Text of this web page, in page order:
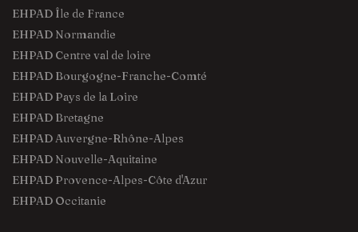
EHPAD Île de France
EHPAD Normandie
EHPAD Centre val de loire
EHPAD Bourgogne-Franche-Comté
EHPAD Pays de la Loire
EHPAD Bretagne
EHPAD Auvergne-Rhône-Alpes
EHPAD Nouvelle-Aquitaine
EHPAD Provence-Alpes-Côte d'Azur
EHPAD Occitanie